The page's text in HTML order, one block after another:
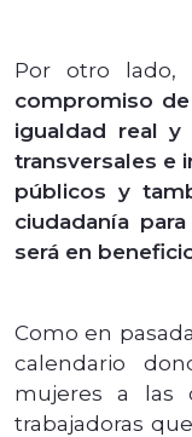
Por otro lado,
compromiso
igualdad real y
transversales e
públicos y
ciudadanía
será en
Como en
calendario
mujeres a las
trabajadoras